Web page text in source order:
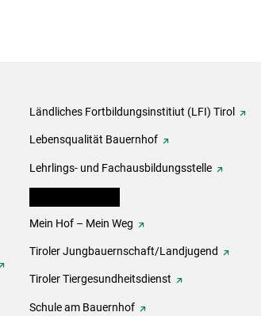
Ländliches Fortbildungsinstitiut (LFI) Tirol
Lebensqualität Bauernhof
Lehrlings- und Fachausbildungsstelle
Mein Hof – Mein Weg
Tiroler Jungbauernschaft/Landjugend
Tiroler Tiergesundheitsdienst
Schule am Bauernhof